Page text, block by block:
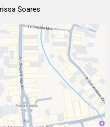
Soares